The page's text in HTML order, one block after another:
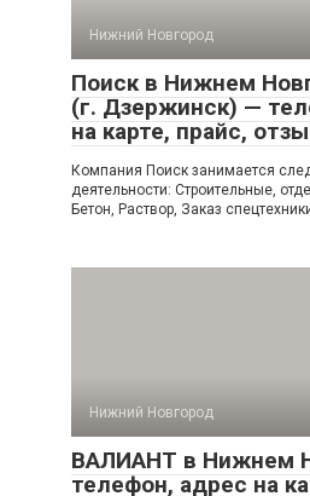
Нижний Новгород
Поиск в Нижнем
(г. Дзержинск) —
на карте, прайс,
Компания Поиск занимается
деятельности: Строительные,
Бетон, Раствор, Заказ
Нижний Новгород
ВАЛИАНТ в Нижнем
телефон, адрес на